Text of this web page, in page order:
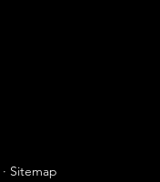
· Sitemap